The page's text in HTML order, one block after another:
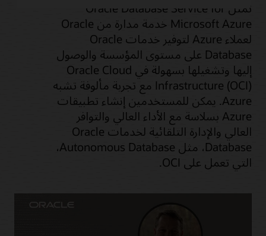
تمثل Oracle Database Service for
Microsoft Azure خدمة مدارة من Oracle
لعملاء Azure لتوفير خدمات Oracle
Database على مستوى المؤسسة والوصول
إليها وتشغيلها بسهولة في Oracle Cloud
Infrastructure (OCI) مع تجربة مألوفة تشبه
Azure. يمكن للمستخدمين إنشاء تطبيقات
Azure بسلاسة مع الأداء العالي والتوافر
العالي والإدارة التلقائية لخدمات Oracle
Database، مثل Autonomous Database،
التي تعمل على OCI.